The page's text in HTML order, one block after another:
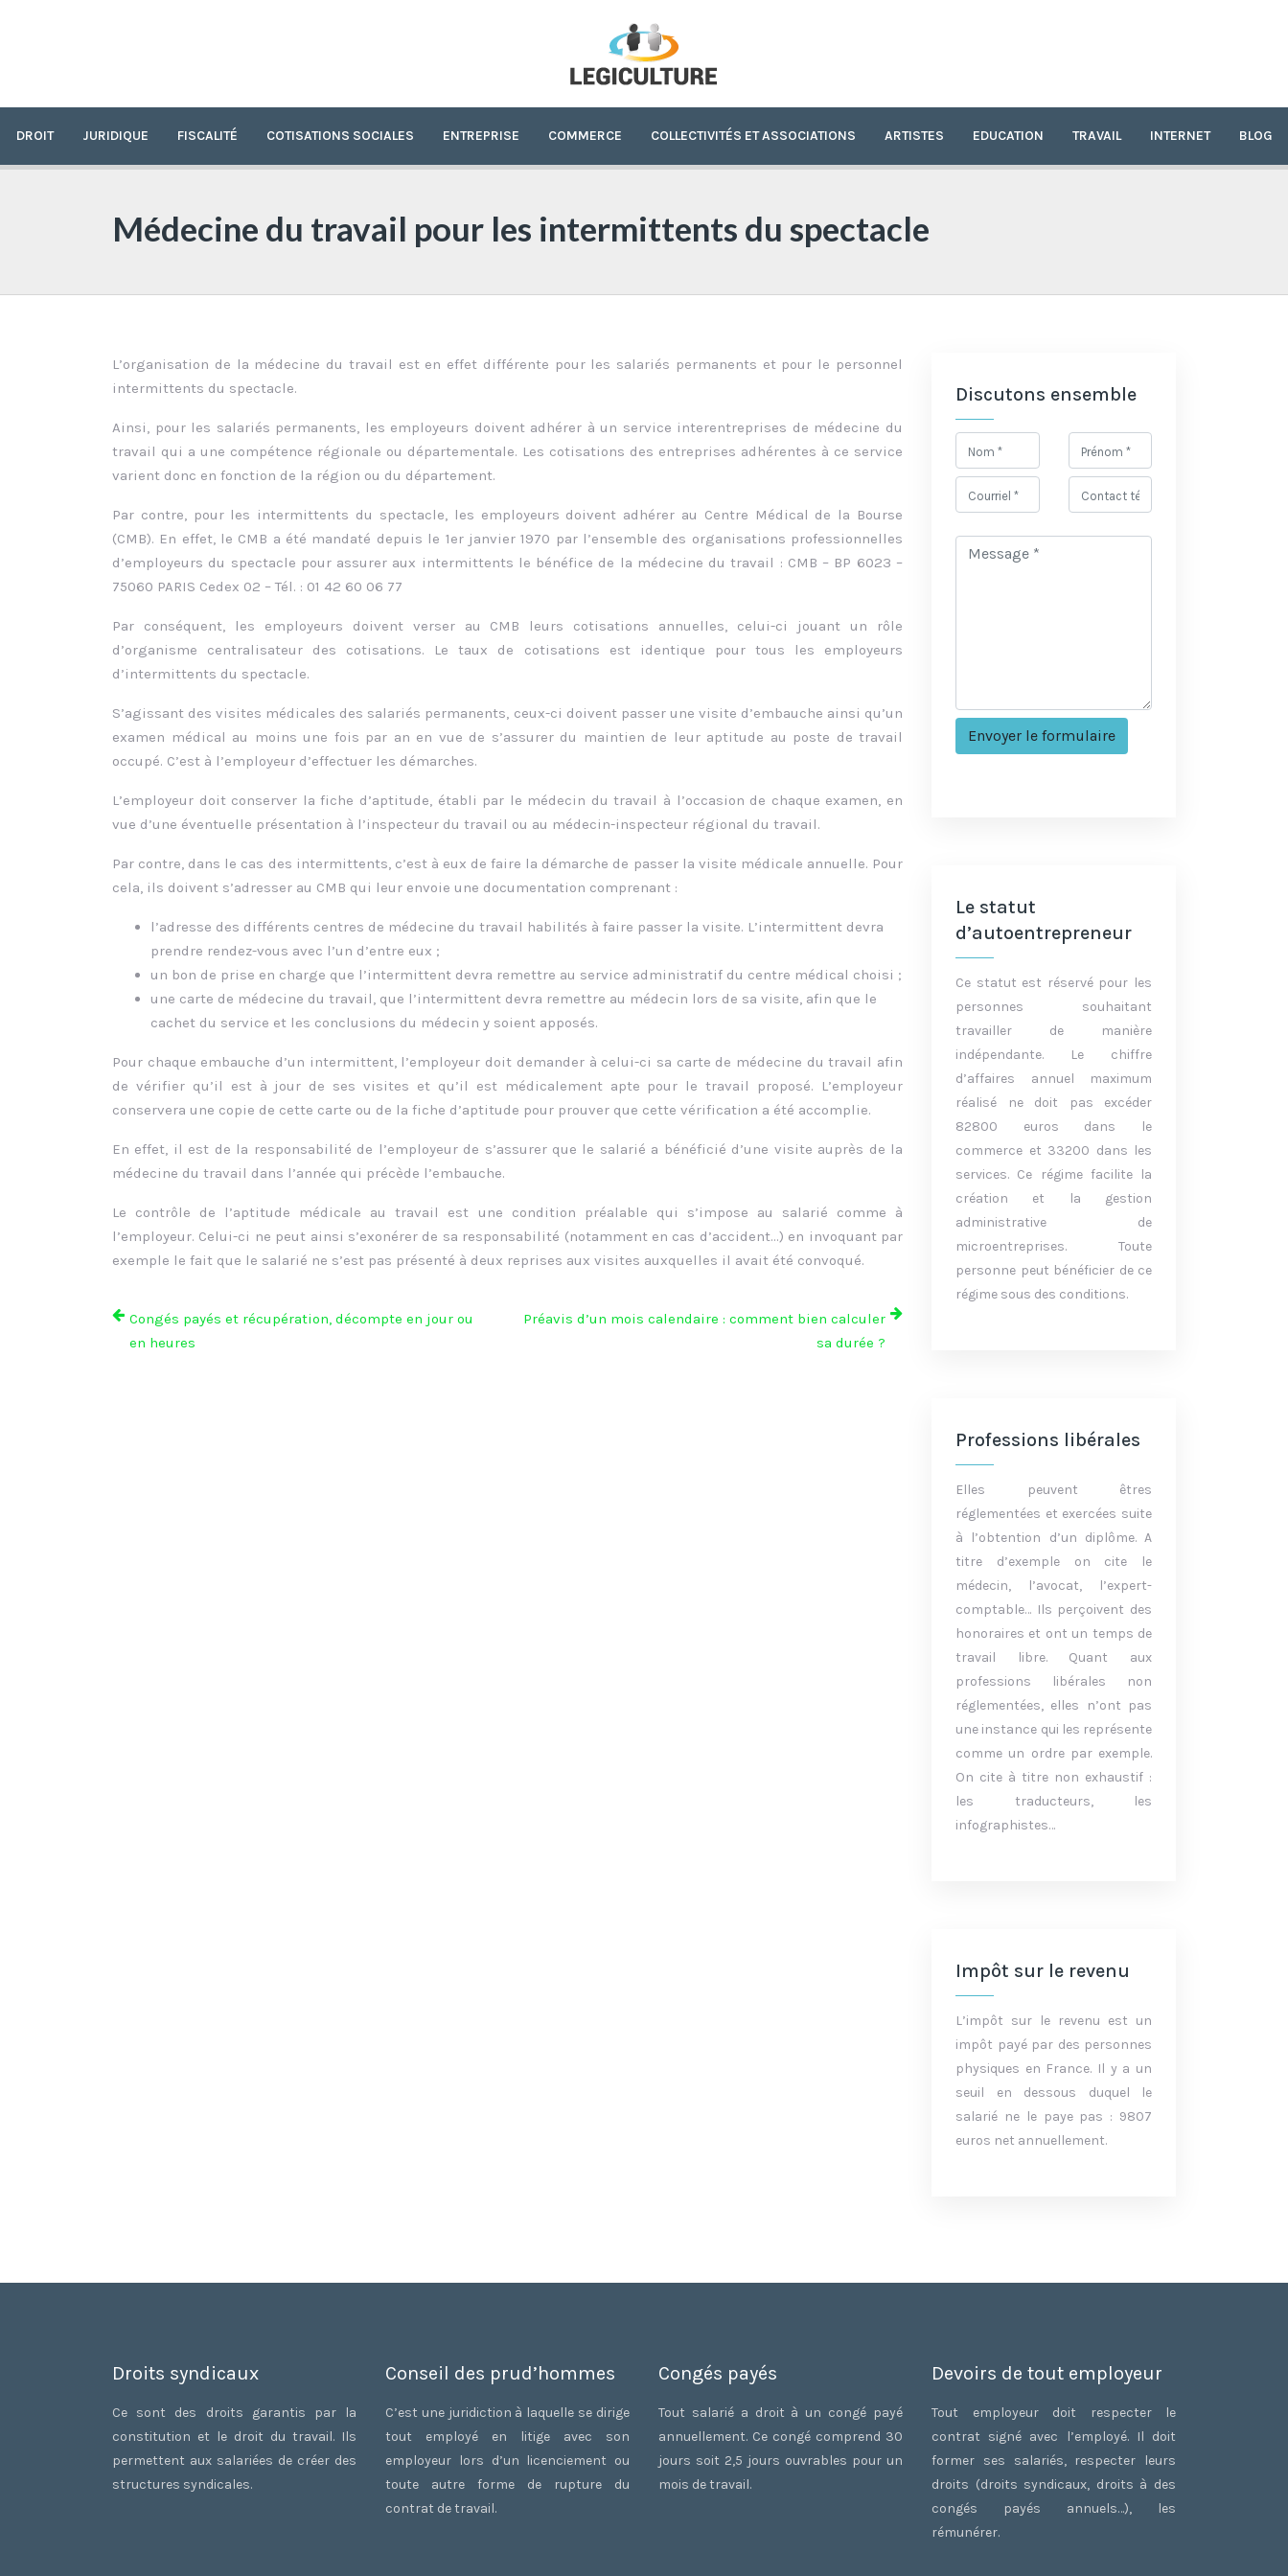
DROIT JURIDIQUE FISCALITÉ COTISATIONS SOCIALES ENTREPRISE COMMERCE COLLECTIVITÉS ET ASSOCIATIONS ARTISTES EDUCATION TRAVAIL INTERNET BLOG
Médecine du travail pour les intermittents du spectacle
L’organisation de la médecine du travail est en effet différente pour les salariés permanents et pour le personnel
intermittents du spectacle.
Ainsi, pour les salariés permanents, les employeurs doivent adhérer à un service interentreprises de médecine du
travail qui a une compétence régionale ou départementale. Les cotisations des entreprises adhérentes à ce service
varient donc en fonction de la région ou du département.
Par contre, pour les intermittents du spectacle, les employeurs doivent adhérer au Centre Médical de la Bourse
(CMB). En effet, le CMB a été mandaté depuis le 1er janvier 1970 par l’ensemble des organisations professionnelles
d’employeurs du spectacle pour assurer aux intermittents le bénéfice de la médecine du travail : CMB – BP 6023 –
75060 PARIS Cedex 02 – Tél. : 01 42 60 06 77
Par conséquent, les employeurs doivent verser au CMB leurs cotisations annuelles, celui-ci jouant un rôle
d’organisme centralisateur des cotisations. Le taux de cotisations est identique pour tous les employeurs
d’intermittents du spectacle.
S’agissant des visites médicales des salariés permanents, ceux-ci doivent passer une visite d’embauche ainsi qu’un
examen médical au moins une fois par an en vue de s’assurer du maintien de leur aptitude au poste de travail
occupé. C’est à l’employeur d’effectuer les démarches.
L’employeur doit conserver la fiche d’aptitude, établi par le médecin du travail à l’occasion de chaque examen, en
vue d’une éventuelle présentation à l’inspecteur du travail ou au médecin-inspecteur régional du travail.
Par contre, dans le cas des intermittents, c’est à eux de faire la démarche de passer la visite médicale annuelle. Pour
cela, ils doivent s’adresser au CMB qui leur envoie une documentation comprenant :
l’adresse des différents centres de médecine du travail habilités à faire passer la visite. L’intermittent devra
prendre rendez-vous avec l’un d’entre eux ;
un bon de prise en charge que l’intermittent devra remettre au service administratif du centre médical choisi ;
une carte de médecine du travail, que l’intermittent devra remettre au médecin lors de sa visite, afin que le
cachet du service et les conclusions du médecin y soient apposés.
Pour chaque embauche d’un intermittent, l’employeur doit demander à celui-ci sa carte de médecine du travail afin
de vérifier qu’il est à jour de ses visites et qu’il est médicalement apte pour le travail proposé. L’employeur
conservera une copie de cette carte ou de la fiche d’aptitude pour prouver que cette vérification a été accomplie.
En effet, il est de la responsabilité de l’employeur de s’assurer que le salarié a bénéficié d’une visite auprès de la
médecine du travail dans l’année qui précède l’embauche.
Le contrôle de l’aptitude médicale au travail est une condition préalable qui s’impose au salarié comme à
l’employeur. Celui-ci ne peut ainsi s’exonérer de sa responsabilité (notamment en cas d’accident…) en invoquant par
exemple le fait que le salarié ne s’est pas présenté à deux reprises aux visites auxquelles il avait été convoqué.
Congés payés et récupération, décompte en jour ou
en heures
Préavis d’un mois calendaire : comment bien calculer
sa durée ?
Discutons ensemble
Le statut
d’autoentrepreneur
Ce statut est réservé pour les
personnes souhaitant
travailler de manière
indépendante. Le chiffre
d’affaires annuel maximum
réalisé ne doit pas excéder
82800 euros dans le
commerce et 33200 dans les
services. Ce régime facilite la
création et la gestion
administrative de
microentreprises. Toute
personne peut bénéficier de ce
régime sous des conditions.
Professions libérales
Elles peuvent êtres
réglementées et exercées suite
à l’obtention d’un diplôme. A
titre d’exemple on cite le
médecin, l’avocat, l’expert-
comptable… Ils perçoivent des
honoraires et ont un temps de
travail libre. Quant aux
professions libérales non
réglementées, elles n’ont pas
une instance qui les représente
comme un ordre par exemple.
On cite à titre non exhaustif :
les traducteurs, les
infographistes…
Impôt sur le revenu
L’impôt sur le revenu est un
impôt payé par des personnes
physiques en France. Il y a un
seuil en dessous duquel le
salarié ne le paye pas : 9807
euros net annuellement.
Droits syndicaux
Ce sont des droits garantis par la
constitution et le droit du travail. Ils
permettent aux salariées de créer des
structures syndicales.
Conseil des prud’hommes
C’est une juridiction à laquelle se dirige
tout employé en litige avec son
employeur lors d’un licenciement ou
toute autre forme de rupture du
contrat de travail.
Congés payés
Tout salarié a droit à un congé payé
annuellement. Ce congé comprend 30
jours soit 2,5 jours ouvrables pour un
mois de travail.
Devoirs de tout employeur
Tout employeur doit respecter le
contrat signé avec l’employé. Il doit
former ses salariés, respecter leurs
droits (droits syndicaux, droits à des
congés payés annuels…), les
rémunérer.